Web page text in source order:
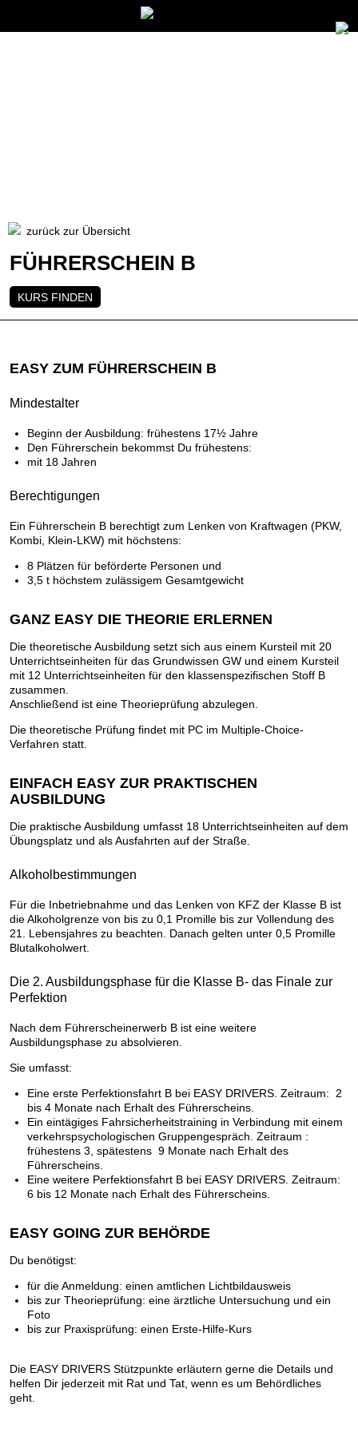
zurück zur Übersicht
FÜHRERSCHEIN B
KURS FINDEN
EASY ZUM FÜHRERSCHEIN B
Mindestalter
Beginn der Ausbildung: frühestens 17½ Jahre
Den Führerschein bekommst Du frühestens:
mit 18 Jahren
Berechtigungen
Ein Führerschein B berechtigt zum Lenken von Kraftwagen (PKW,
Kombi, Klein-LKW) mit höchstens:
8 Plätzen für beförderte Personen und
3,5 t höchstem zulässigem Gesamtgewicht
GANZ EASY DIE THEORIE ERLERNEN
Die theoretische Ausbildung setzt sich aus einem Kursteil mit 20
Unterrichtseinheiten für das Grundwissen GW und einem Kursteil
mit 12 Unterrichtseinheiten für den klassenspezifischen Stoff B
zusammen.
Anschließend ist eine Theorieprüfung abzulegen.
Die theoretische Prüfung findet mit PC im Multiple-Choice-
Verfahren statt.
EINFACH EASY ZUR PRAKTISCHEN
AUSBILDUNG
Die praktische Ausbildung umfasst 18 Unterrichtseinheiten auf dem
Übungsplatz und als Ausfahrten auf der Straße.
Alkoholbestimmungen
Für die Inbetriebnahme und das Lenken von KFZ der Klasse B ist
die Alkoholgrenze von bis zu 0,1 Promille bis zur Vollendung des
21. Lebensjahres zu beachten. Danach gelten unter 0,5 Promille
Blutalkoholwert.
Die 2. Ausbildungsphase für die Klasse B- das Finale zur
Perfektion
Nach dem Führerscheinerwerb B ist eine weitere
Ausbildungsphase zu absolvieren.
Sie umfasst:
Eine erste Perfektionsfahrt B bei EASY DRIVERS. Zeitraum: 2
bis 4 Monate nach Erhalt des Führerscheins.
Ein eintägiges Fahrsicherheitstraining in Verbindung mit einem
verkehrspsychologischen Gruppengespräch. Zeitraum :
frühestens 3, spätestens 9 Monate nach Erhalt des
Führerscheins.
Eine weitere Perfektionsfahrt B bei EASY DRIVERS. Zeitraum:
6 bis 12 Monate nach Erhalt des Führerscheins.
EASY GOING ZUR BEHÖRDE
Du benötigst:
für die Anmeldung: einen amtlichen Lichtbildausweis
bis zur Theorieprüfung: eine ärztliche Untersuchung und ein
Foto
bis zur Praxisprüfung: einen Erste-Hilfe-Kurs
Die EASY DRIVERS Stützpunkte erläutern gerne die Details und
helfen Dir jederzeit mit Rat und Tat, wenn es um Behördliches
geht.